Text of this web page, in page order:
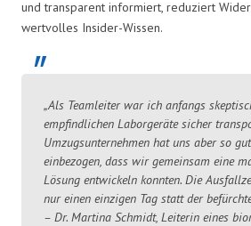
und transparent informiert, reduziert
wertvolles Insider-Wissen.
„Als Teamleiter war ich anfangs
empfindlichen Laborgeräte sicher
Umzugsunternehmen hat uns aber so
einbezogen, dass wir gemeinsam eine
Lösung entwickeln konnten. Die
nur einen einzigen Tag statt der
– Dr. Martina Schmidt, Leiterin eines